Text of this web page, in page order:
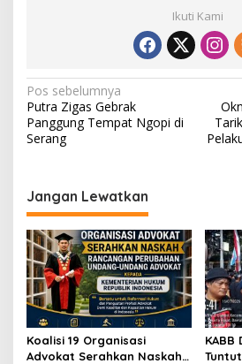
Ikuti Kami
N
a
v
g
a
s
i
p
o
s
Pos sebelumnya
Putra Zigas Gebrak
Panggung Tempat Ngopi di
Serang
Jangan Lewatkan
Koalisi 19 Organisasi
Advokat Serahkan Naskah
KABB